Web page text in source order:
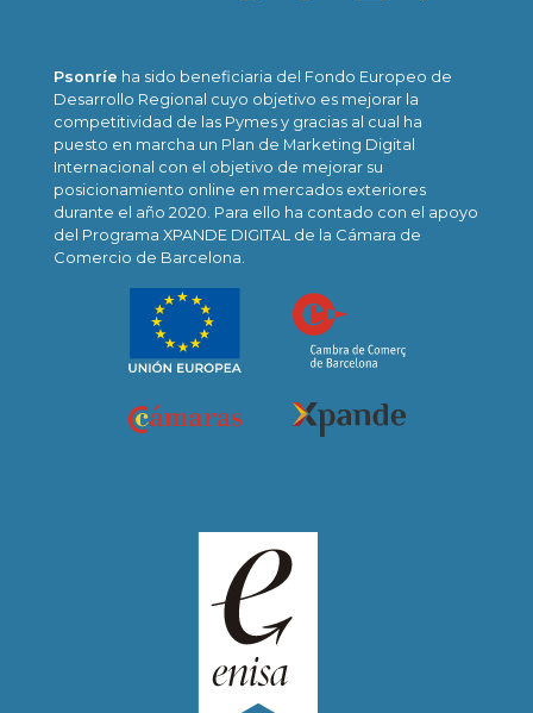
Psonríe ha sido beneficiaria del Fondo Europeo de
Desarrollo Regional cuyo objetivo es mejorar la
competitividad de las Pymes y gracias al cual ha
puesto en marcha un Plan de Marketing Digital
Internacional con el objetivo de mejorar su
posicionamiento online en mercados exteriores
durante el año 2020. Para ello ha contado con el apoyo
del Programa XPANDE DIGITAL de la Cámara de
Comercio de Barcelona.